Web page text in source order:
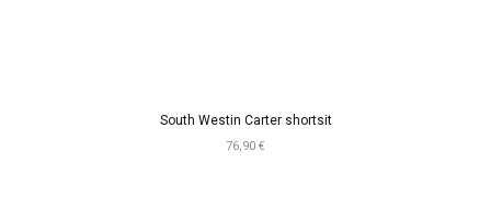
South Westin Carter shortsit
76,90 €